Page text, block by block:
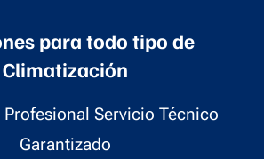
para todo tipo de
Climatización
Servicio Técnico
Garantizado